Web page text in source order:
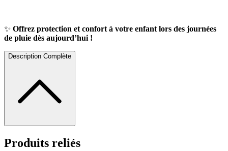
✨ Offrez protection et confort à votre enfant lors des journées
de pluie dès aujourd’hui !
Description Complète
Produits reliés